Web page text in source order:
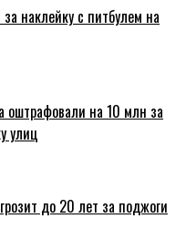
наклейку с питбулем на
оштрафовали на 10 млн за
улиц
до 20 лет за поджоги